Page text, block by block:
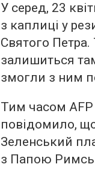
У серед, 23
з каплиці у
Святого
залишиться
змогли з ним
Тим часом
повідомило,
Зеленський
з Папою